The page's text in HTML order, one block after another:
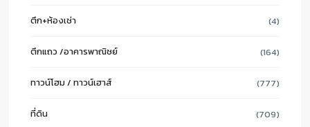
ตึก+ห้องเช่า (4)
ตึกแถว /อาคารพาณิชย์ (164)
ทาวน์โฮม / ทาวน์เฮาส์ (777)
ที่ดิน (709)